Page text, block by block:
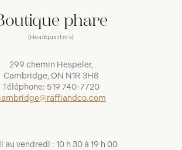
phare
(Headquarters)
299 chemin Hespeler,
Cambridge, ON N1R 3H8
Téléphone: 519 740-7720
au vendredi : 10 h 30 à 19 h 00